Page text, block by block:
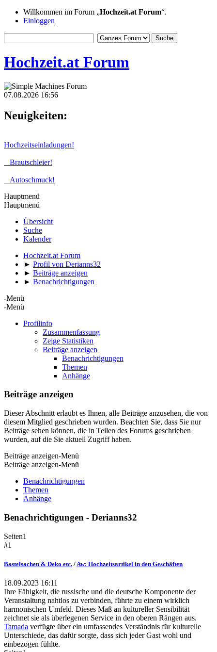
Willkommen im Forum „Hochzeit.at Forum“.
Einloggen
Hochzeit.at Forum
07.08.2026 16:56
Neuigkeiten:
Hochzeitseinladungen!
Brautschleier!
Autoschmuck!
Hauptmenü
Hauptmenü
Übersicht
Suche
Kalender
Hochzeit.at Forum
► Profil von Derianns32
► Beiträge anzeigen
► Benachrichtigungen
-Menü
-Menü
Profilinfo
Zusammenfassung
Zeige Statistiken
Beiträge anzeigen
Benachrichtigungen
Themen
Anhänge
Beiträge anzeigen
Dieser Abschnitt erlaubt es Ihnen, alle Beiträge anzusehen, die von
diesem Mitglied geschrieben wurden. Beachten Sie, dass Sie nur
Beiträge sehen können, die in Teilen des Forums geschrieben
wurden, auf die Sie aktuell Zugriff haben.
Beiträge anzeigen-Menü
Beiträge anzeigen-Menü
Benachrichtigungen
Themen
Anhänge
Benachrichtigungen - Derianns32
Seiten1
#1
Bastelsachen & Deko etc. / Aw: Hochzeitsartikel in den Geschäften
18.09.2023 16:11
Ihre Fähigkeit, die russische und die deutsche Komponente der
Veranstaltung nahtlos zu verbinden, führte zu einem wirklich
harmonischen Umfeld. Dieses Maß an kultureller Sensibilität
zeichnet sie als überlegenen Service in den oberen Rängen aus.
Tamada verfügte über ein umfassendes Verständnis für kulturelle
Unterschiede, das dafür sorgte, dass sich jeder Gast wohl und
einbezogen fühlte.